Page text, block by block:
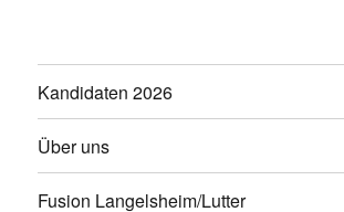
Kandidaten 2026
Über uns
Fusion Langelsheim/Lutter